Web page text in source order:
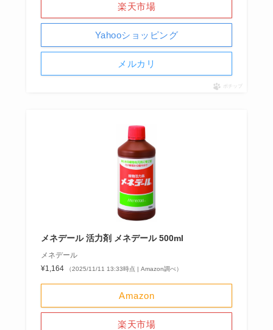
楽天市場
Yahooショッピング
メルカリ
ポチップ
メネデール 活力剤 メネデール 500ml
メネデール
¥1,164
（2025/11/11 13:33時点 | Amazon調べ）
Amazon
楽天市場